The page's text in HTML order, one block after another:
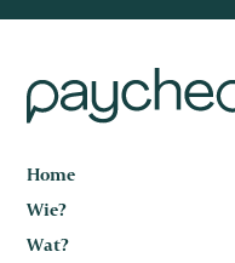
Home
Wie?
Wat?